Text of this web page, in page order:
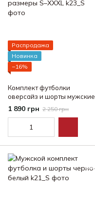
Распродажа
Новинка
−16%
Комплект футболки
оверсайз и шорты мужские
размеры S–XXXL
1 890 грн 2 250 грн